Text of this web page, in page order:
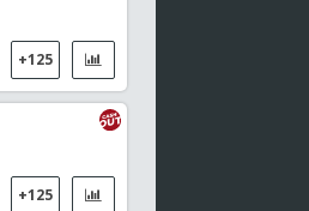
Los Angeles Sparks
04:10Leagues Cup
Deportivo Toluca / Seattle Sounders
04:10 Masters de Corea, Dobles Mixtos
+125
+125